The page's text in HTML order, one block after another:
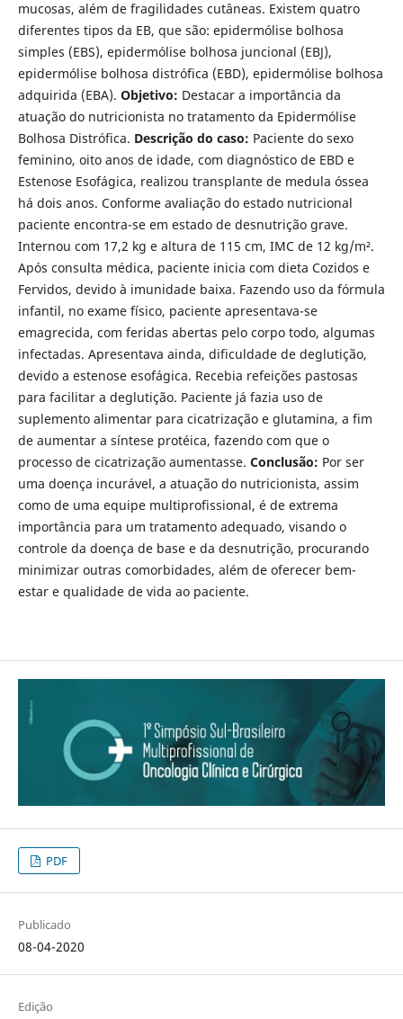
mucosas, além de fragilidades cutâneas. Existem quatro
diferentes tipos da EB, que são: epidermólise bolhosa
simples (EBS), epidermólise bolhosa juncional (EBJ),
epidermólise bolhosa distrófica (EBD), epidermólise bolhosa
adquirida (EBA). Objetivo: Destacar a importância da
atuação do nutricionista no tratamento da Epidermólise
Bolhosa Distrófica. Descrição do caso: Paciente do sexo
feminino, oito anos de idade, com diagnóstico de EBD e
Estenose Esofágica, realizou transplante de medula óssea
há dois anos. Conforme avaliação do estado nutricional
paciente encontra-se em estado de desnutrição grave.
Internou com 17,2 kg e altura de 115 cm, IMC de 12 kg/m².
Após consulta médica, paciente inicia com dieta Cozidos e
Fervidos, devido à imunidade baixa. Fazendo uso da fórmula
infantil, no exame físico, paciente apresentava-se
emagrecida, com feridas abertas pelo corpo todo, algumas
infectadas. Apresentava ainda, dificuldade de deglutição,
devido a estenose esofágica. Recebia refeições pastosas
para facilitar a deglutição. Paciente já fazia uso de
suplemento alimentar para cicatrização e glutamina, a fim
de aumentar a síntese protéica, fazendo com que o
processo de cicatrização aumentasse. Conclusão: Por ser
uma doença incurável, a atuação do nutricionista, assim
como de uma equipe multiprofissional, é de extrema
importância para um tratamento adequado, visando o
controle da doença de base e da desnutrição, procurando
minimizar outras comorbidades, além de oferecer bem-
estar e qualidade de vida ao paciente.
PDF
Publicado
08-04-2020
Edição